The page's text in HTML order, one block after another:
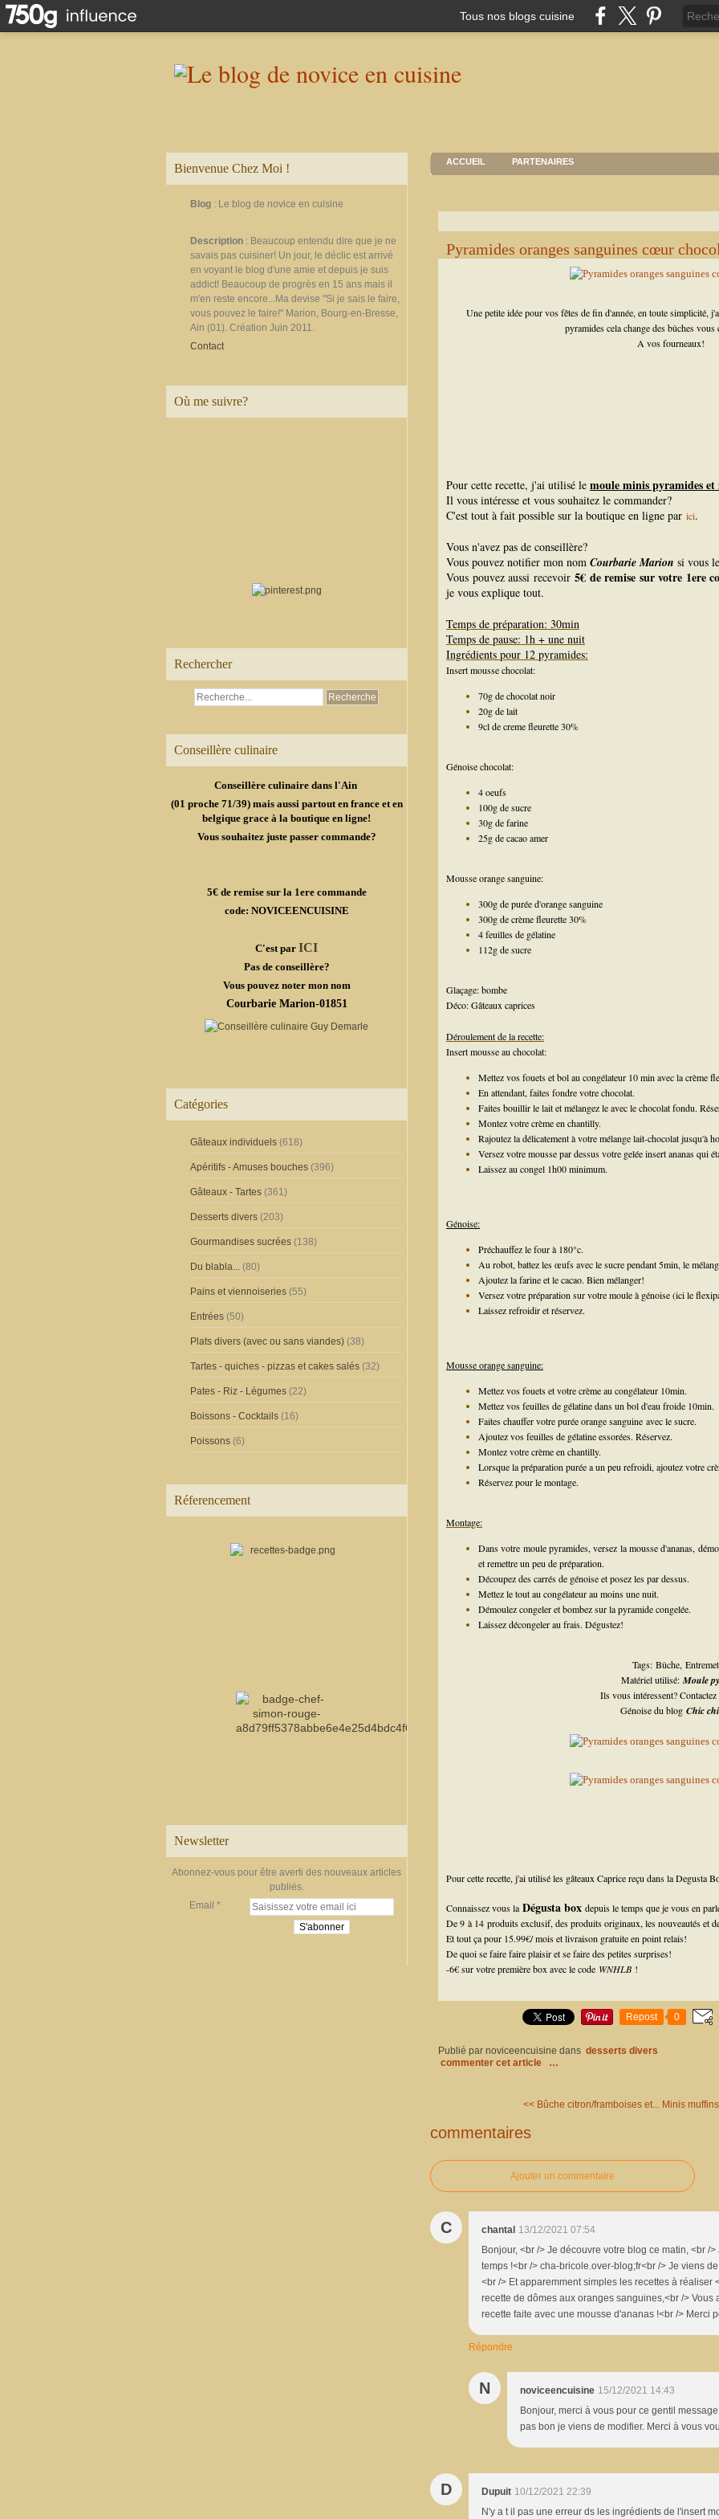
Tous nos blogs cuisine
Bienvenue Chez Moi !
Blog : Le blog de novice en cuisine
Description : Beaucoup entendu dire que je ne
savais pas cuisiner! Un jour, le déclic est arrivé
en voyant le blog d'une amie et depuis je suis
addict! Beaucoup de progrès en 15 ans mais il
m'en reste encore...Ma devise "Si je sais le faire,
vous pouvez le faire!" Marion, Bourg-en-Bresse,
Ain (01). Création Juin 2011.
Contact
Où me suivre?
Rechercher
Conseillère culinaire
Conseillère culinaire dans l'Ain
(01 proche 71/39) mais aussi partout en france et en
belgique grace à la boutique en ligne!
Vous souhaitez juste passer commande?
5€ de remise sur la 1ere commande
code: NOVICEENCUISINE
C'est par ICI
Pas de conseillère?
Vous pouvez noter mon nom
Courbarie Marion-01851
Catégories
Gâteaux individuels (618)
Apéritifs - Amuses bouches (396)
Gâteaux - Tartes (361)
Desserts divers (203)
Gourmandises sucrées (138)
Du blabla... (80)
Pains et viennoiseries (55)
Entrées (50)
Plats divers (avec ou sans viandes) (38)
Tartes - quiches - pizzas et cakes salés (32)
Pates - Riz - Légumes (22)
Boissons - Cocktails (16)
Poissons (6)
Réferencement
Newsletter
Abonnez-vous pour être averti des nouveaux articles
publiés.
Email
ACCUEIL PARTENAIRES
Pyramides oranges sanguines cœur
Une petite idée pour vos fêtes de fin d'année, en toute simplicité,
pyramides cela change des bûches vous
A vos fourneaux!
Pour cette recette, j'ai utilisé le moule minis pyramides
Il vous intéresse et vous souhaitez le commander?
C'est tout à fait possible sur la boutique en ligne par ici.
Vous n'avez pas de conseillère?
Vous pouvez notifier mon nom Courbarie Marion si vous
Vous pouvez aussi recevoir5€ de remise sur votre 1ere
je vous explique tout.
Temps de préparation: 30min
Temps de pause: 1h + une nuit
Ingrédients pour 12 pyramides:
Insert mousse chocolat:
70g de chocolat noir
20g de lait
9cl de creme fleurette 30%
Génoise chocolat:
4 oeufs
100g de sucre
30g de farine
25g de cacao amer
Mousse orange sanguine:
300g de purée d'orange sanguine
300g de crème fleurette 30%
4 feuilles de gélatine
112g de sucre
Glaçage: bombe
Déco: Gâteaux caprices
Déroulement de la recette:
Insert mousse au chocolat:
Mettez vos fouets et bol au congélateur 10 min avec la crème
En attendant, faites fondre votre chocolat.
Faites bouillir le lait et mélangez le avec le chocolat fondu.
Montez votre crème en chantilly.
Rajoutez la délicatement à votre mélange lait-chocolat jusqu'à
Versez votre mousse par dessus votre gelée insert ananas qui
Laissez au congel 1h00 minimum.
Génoise:
Préchauffez le four à 180°c.
Au robot, battez les œufs avec le sucre pendant 5min, le
Ajoutez la farine et le cacao. Bien mélanger!
Versez votre préparation sur votre moule à génoise (ici le
Laissez refroidir et réservez.
Mousse orange sanguine:
Mettez vos fouets et votre crème au congélateur 10min.
Mettez vos feuilles de gélatine dans un bol d'eau froide 10min.
Faites chauffer votre purée orange sanguine avec le sucre.
Ajoutez vos feuilles de gélatine essorées. Réservez.
Montez votre crème en chantilly.
Lorsque la préparation purée a un peu refroidi, ajoutez votre
Réservez pour le montage.
Montage:
Dans votre moule pyramides, versez la mousse d'ananas,
et remettre un peu de préparation.
Découpez des carrés de génoise et posez les par dessus.
Mettez le tout au congélateur au moins une nuit.
Démoulez congeler et bombez sur la pyramide congelée.
Laissez décongeler au frais. Dégustez!
Tags: Bûche, Entremet
Matériel utilisé: Moule
Ils vous intéressent?
Génoise du blog Chic
Pour cette recette, j'ai utilisé les gâteaux Caprice reçu dans la Degusta
Connaissez vous la Dégusta box depuis le temps que je vous en
De 9 à 14 produits exclusif, des produits originaux, les nouveautés et
Et tout ça pour 15.99€/ mois et livraison gratuite en point relais!
De quoi se faire faire plaisir et se faire des petites surprises!
-6€ sur votre première box avec le code WNHLB !
Repost 0
Publié par noviceencuisine dans desserts divers
commenter cet article
…
<< Bûche citron/framboises et... Minis
commentaires
Ajouter un commentaire
C chantal 13/12/2021 07:54
Bonjour, <br /> Je découvre votre blog ce matin, <br /
temps !<br /> cha-bricole.over-blog;fr<br /> Je viens
<br /> Et apparemment simples les recettes à réaliser
recette de dômes aux oranges sanguines,<br /> Vous
recette faite avec une mousse d'ananas !<br /> Merci
Répondre
N noviceencuisine 15/12/2021 14:43
Bonjour, merci à vous pour ce gentil
pas bon je viens de modifier. Merci à vous
D Dupuit 10/12/2021 22:39
N'y a t il pas une erreur ds les ingrédients de l'insert